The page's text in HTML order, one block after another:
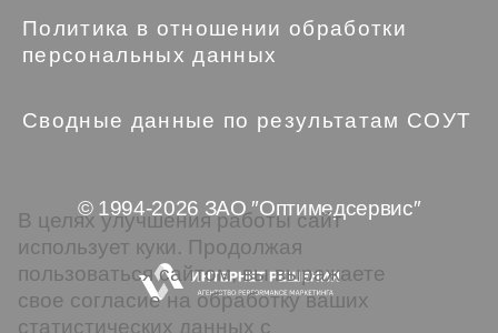
Политика в отношении обработки
персональных данных
Сводные данные по результатам СОУТ
© 1994-2026 ЗАО ″Оптимедсервис″
В целях улучшения работы сайт
использует куки. Продолжая
пользоваться сайтом, вы выражаете
свое согласие на обработку ваших
статистических данных с